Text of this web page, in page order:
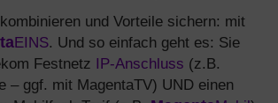
und Vorteile sichern: mit
EINS. Und so einfach geht es: Sie
Festnetz IP-Anschluss (z.B.
– ggf. mit MagentaTV) UND einen